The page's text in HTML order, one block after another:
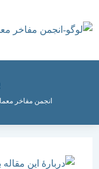
انجمن مفاخر معماری